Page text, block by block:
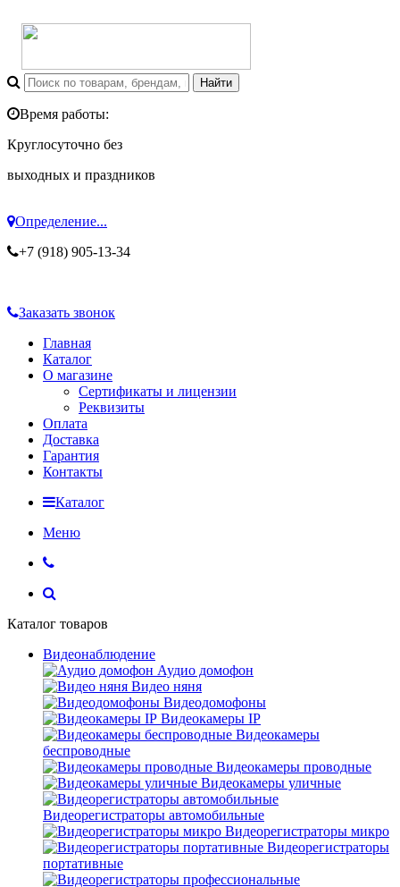
Время работы:
Круглосуточно без
выходных и праздников
Определение...
+7 (918) 905-13-34
Заказать звонок
Главная
Каталог
О магазине
Сертификаты и лицензии
Реквизиты
Оплата
Доставка
Гарантия
Контакты
Каталог
Меню
Каталог товаров
Видеонаблюдение
Аудио домофон
Видео няня
Видеодомофоны
Видеокамеры IP
Видеокамеры
беспроводные
Видеокамеры проводные
Видеокамеры уличные
Видеорегистраторы автомобильные
Видеорегистраторы микро
Видеорегистраторы
портативные